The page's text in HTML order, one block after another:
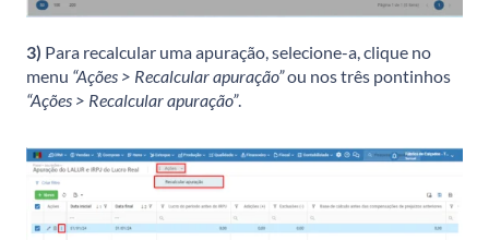
3) Para recalcular uma apuração, selecione-a, clique no
menu “Ações > Recalcular apuração”ou nos três pontinhos
“Ações > Recalcular apuração”.